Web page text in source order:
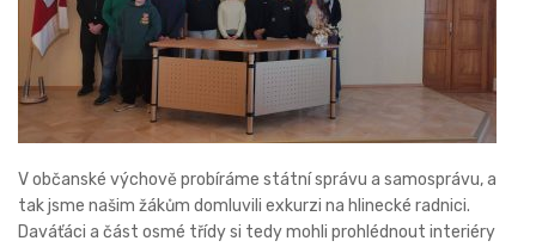
V občanské výchově probíráme státní správu a samosprávu, a
tak jsme našim žákům domluvili exkurzi na hlinecké radnici.
Daváťáci a část osmé třídy si tedy mohli prohlédnout interiéry